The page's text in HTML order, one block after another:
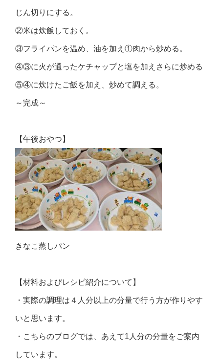
じん切りにする。
②米は炊飯しておく。
③フライパンを温め、油を加え①肉から炒める。
④③に火が通ったケチャップと塩を加えさらに炒める
⑤④に炊けたご飯を加え、炒めて調える。
～完成～
【午後おやつ】
きなこ蒸しパン
【材料およびレシピ紹介について】
・実際の調理は４人分以上の分量で行う方が作りやす
いと思います。
・こちらのブログでは、あえて1人分の分量をご案内
しています。